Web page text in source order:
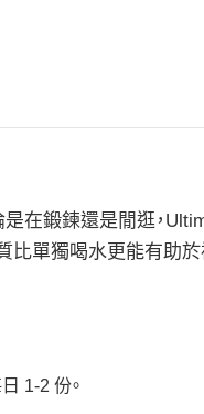
在鍛鍊還是閒逛，
比單獨喝水更能有助
1-2 份。